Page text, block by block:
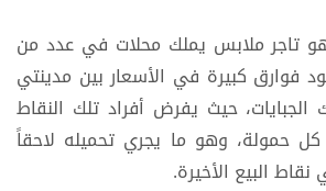
تاجر ملابس يملك محلات في عدد من
فوارق كبيرة في الأسعار بين مدينتي
حيث يفرض أفراد تلك النقاط
كل حمولة، وهو ما يجري تحميله لاحقاً
البيع الأخيرة.